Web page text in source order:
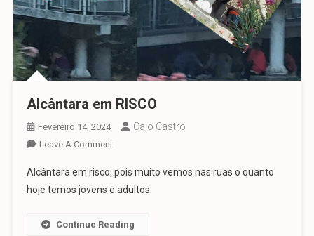
Alcântara em RISCO
Fevereiro 14, 2024 Caio Castro
Leave A CommentOn
Em
RISCO
Alcântara em risco, pois muito vemos nas ruas o quanto
hoje temos jovens e adultos.
Continue Reading